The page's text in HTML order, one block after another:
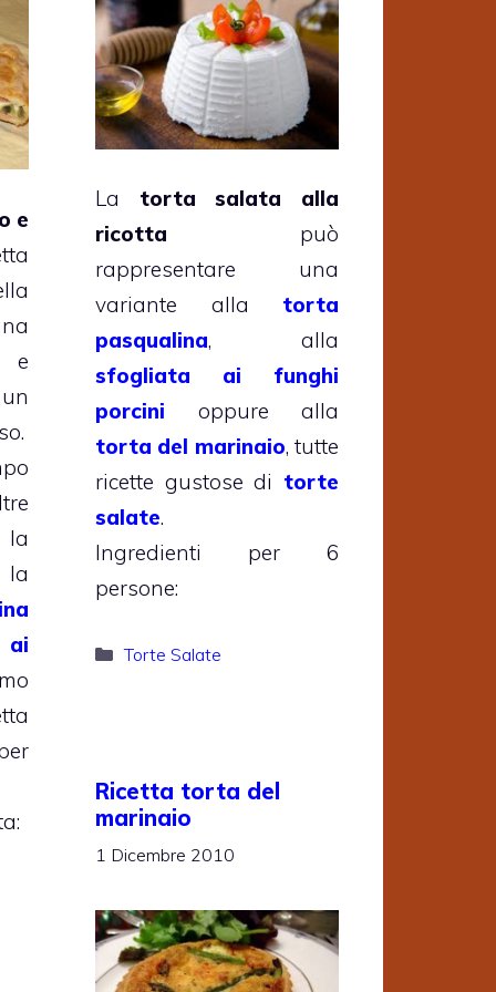
e
e
la
La torta salata alla
ricotta può
rappresentare una
variante alla torta
pasqualina, alla
sfogliata ai funghi
porcini oppure alla
torta del marinaio, tutte
ricette gustose di torte
salate.
Ingredienti per 6
persone:
Categorie
Torte Salate
Ricetta torta del
marinaio
1 Dicembre 2010